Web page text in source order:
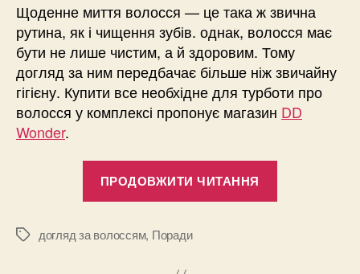
Щоденне миття волосся — це така ж звична
рутина, як і чищення зубів. однак, волосся має
бути не лише чистим, а й здоровим. Тому
догляд за ним передбачає більше ніж звичайну
гігієну. Купити все необхідне для турботи про
волосся у комплексі пропонує магазин DD
Wonder.
ПРОДОВЖИТИ ЧИТАННЯ
Позначкидогляд за волоссям, Поради